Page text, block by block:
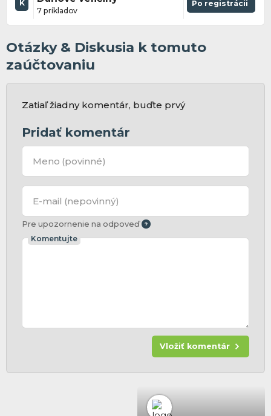
K
7 príkladov
Po registrácii
Otázky & Diskusia k tomuto
zaúčtovaniu
Zatiaľ žiadny komentár, buďte prvý
Pridať komentár
Meno (povinné)
E-mail (nepovinný)
Pre upozornenie na odpoveď
Komentujte
Vložiť komentár